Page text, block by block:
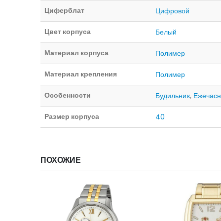
Циферблат Цифровой
Цвет корпуса Белый
Материал корпуса Полимер
Материал крепления Полимер
Особенности Будильник,
Размер корпуса 40
ПОХОЖИЕ